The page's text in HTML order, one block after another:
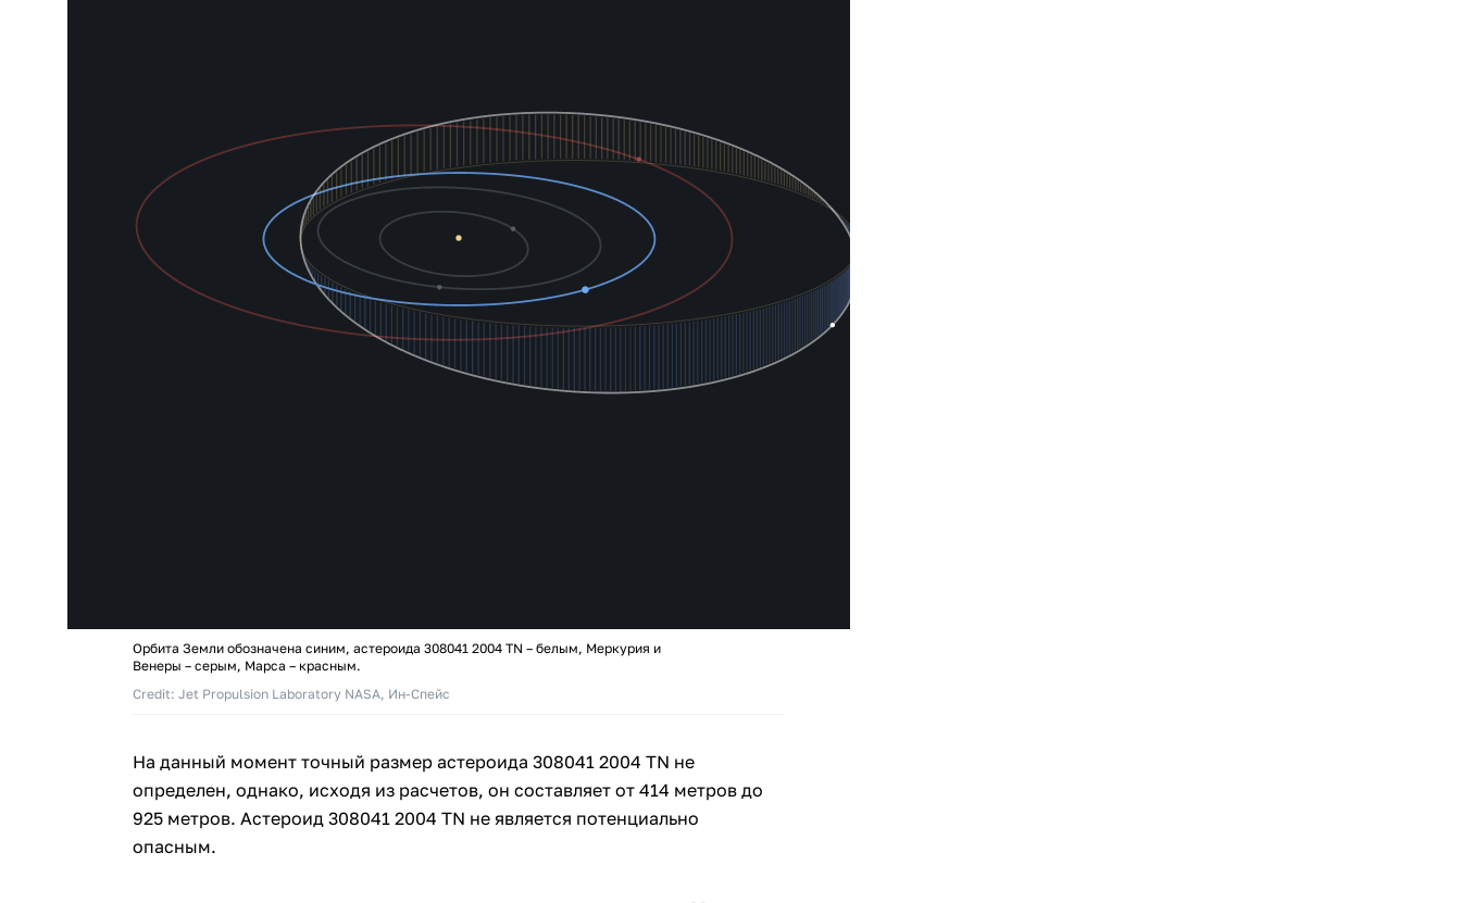
Орбита Земли обозначена синим, астероида 308041 2004 TN – белым, Меркурия и
Венеры – серым, Марса – красным.
Credit: Jet Propulsion Laboratory NASA, Ин-Спейс
На данный момент точный размер астероида 308041 2004 TN не
определен, однако, исходя из расчетов, он составляет от 414 метров до
925 метров. Астероид 308041 2004 TN не является потенциально
опасным.